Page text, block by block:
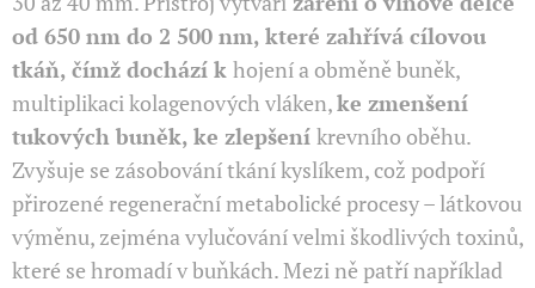
od 650 nm do 2 500 nm, které zahřívá cílovou
tkáň, čímž dochází k hojení a obměně buněk,
multiplikaci kolagenových vláken,ke zmenšení
tukových buněk, ke zlepšení krevního oběhu.
Zvyšuje se zásobování tkání kyslíkem, což podpoří
přirozené regenerační metabolické procesy – látkovou
výměnu, zejména vylučování velmi škodlivých toxinů,
které se hromadí v buňkách. Mezi ně patří například